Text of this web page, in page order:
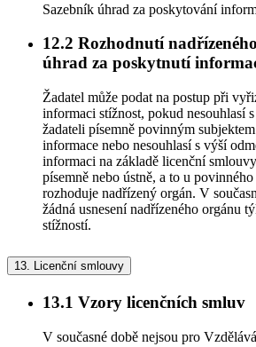
Sazebník úhrad za poskytování
12.2 Rozhodnutí
úhrad za poskytnutí
Žadatel může podat na postup při
informaci stížnost, pokud nesouhlasí
žadateli písemně povinným
informace nebo nesouhlasí s výší
informaci na základě licenční
písemně nebo ústně, a to u
rozhoduje nadřízený orgán. V
žádná usnesení nadřízeného orgánu
stížností.
13. Licenční smlouvy
13.1 Vzory licenčních smluv
V současné době nejsou pro